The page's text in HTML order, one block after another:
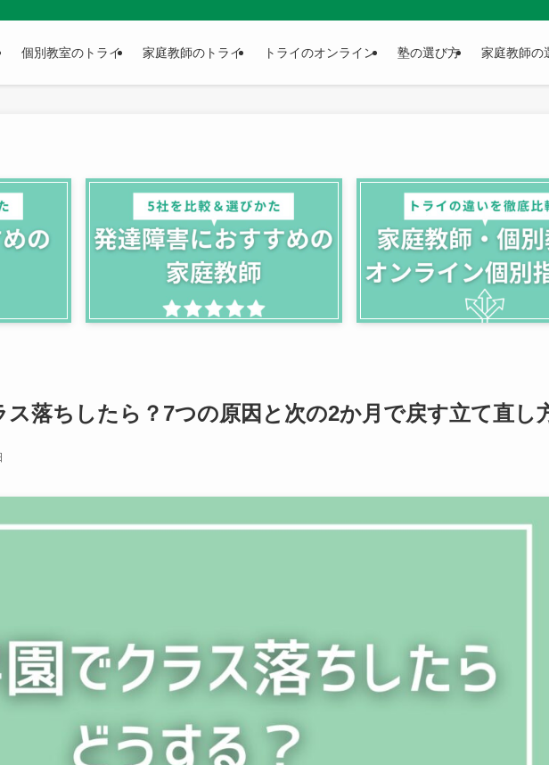
個別教室のトライ 家庭教師のトライ トライのオンライン 塾の選び方 家庭教師の
ス落ちしたら？7つの原因と次の2か月で戻す立て直し